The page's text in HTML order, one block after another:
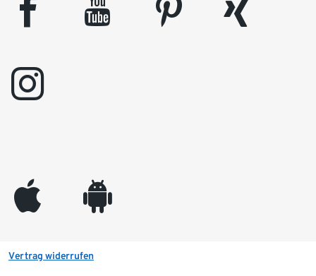
facebook youtube pinterest
xing
instagram
appleinc android
Vertrag widerrufen